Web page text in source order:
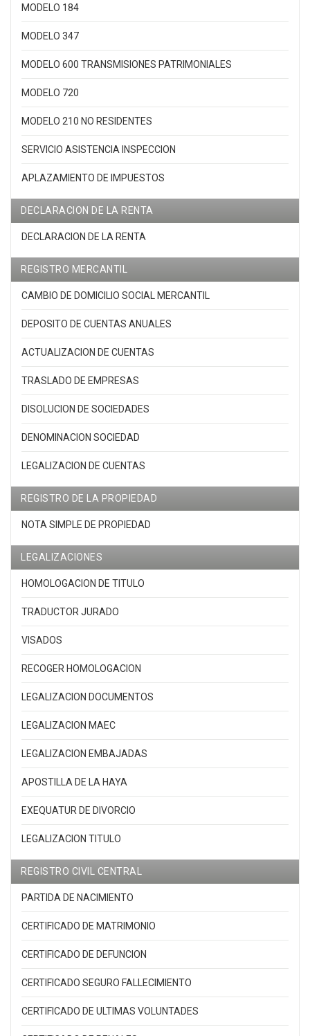
MODELO 184
MODELO 347
MODELO 600 TRANSMISIONES PATRIMONIALES
MODELO 720
MODELO 210 NO RESIDENTES
SERVICIO ASISTENCIA INSPECCION
APLAZAMIENTO DE IMPUESTOS
DECLARACION DE LA RENTA
DECLARACION DE LA RENTA
REGISTRO MERCANTIL
CAMBIO DE DOMICILIO SOCIAL MERCANTIL
DEPOSITO DE CUENTAS ANUALES
ACTUALIZACION DE CUENTAS
TRASLADO DE EMPRESAS
DISOLUCION DE SOCIEDADES
DENOMINACION SOCIEDAD
LEGALIZACION DE CUENTAS
REGISTRO DE LA PROPIEDAD
NOTA SIMPLE DE PROPIEDAD
LEGALIZACIONES
HOMOLOGACION DE TITULO
TRADUCTOR JURADO
VISADOS
RECOGER HOMOLOGACION
LEGALIZACION DOCUMENTOS
LEGALIZACION MAEC
LEGALIZACION EMBAJADAS
APOSTILLA DE LA HAYA
EXEQUATUR DE DIVORCIO
LEGALIZACION TITULO
REGISTRO CIVIL CENTRAL
PARTIDA DE NACIMIENTO
CERTIFICADO DE MATRIMONIO
CERTIFICADO DE DEFUNCION
CERTIFICADO SEGURO FALLECIMIENTO
CERTIFICADO DE ULTIMAS VOLUNTADES